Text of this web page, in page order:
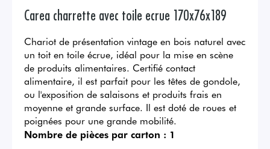
Carea charrette avec toile ecrue 170x76x189
Chariot de présentation vintage en bois naturel avec
un toit en toile écrue, idéal pour la mise en scène
de produits alimentaires. Certifié contact
alimentaire, il est parfait pour les têtes de gondole,
ou l'exposition de salaisons et produits frais en
moyenne et grande surface. Il est doté de roues et
poignées pour une grande mobilité.
Nombre de pièces par carton : 1